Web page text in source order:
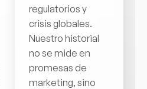
regulatorios y
crisis globales.
Nuestro historial
no se mide en
promesas de
marketing, sino